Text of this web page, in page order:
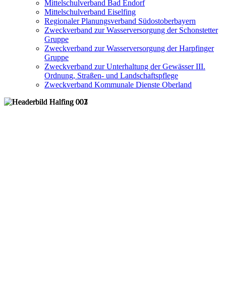
Mittelschulverband Bad Endorf
Mittelschulverband Eiselfing
Regionaler Planungsverband Südostoberbayern
Zweckverband zur Wasserversorgung der Schonstetter
Gruppe
Zweckverband zur Wasserversorgung der Harpfinger
Gruppe
Zweckverband zur Unterhaltung der Gewässer III.
Ordnung, Straßen- und Landschaftspflege
Zweckverband Kommunale Dienste Oberland